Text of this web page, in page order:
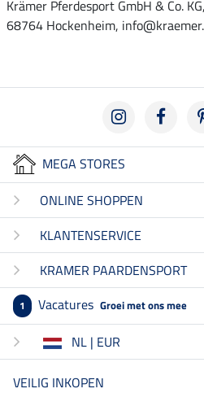
Krämer Pferdesport GmbH & Co.
68764 Hockenheim,
MEGA STORES
ONLINE SHOPPEN
KLANTENSERVICE
KRAMER PAARDENSPORT
1 Vacatures Groei met ons mee
NL | EUR
VEILIG INKOPEN